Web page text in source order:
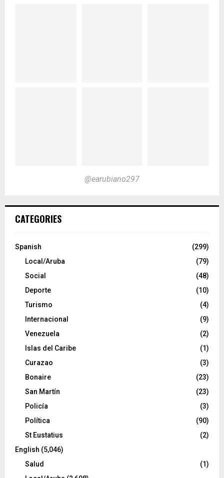
@earubiano297
CATEGORIES
Spanish
(299)
Local/Aruba
(79)
Social
(48)
Deporte
(10)
Turismo
(4)
Internacional
(9)
Venezuela
(2)
Islas del Caribe
(1)
Curazao
(3)
Bonaire
(23)
San Martín
(23)
Policía
(3)
Política
(90)
St Eustatius
(2)
English (5,046)
Salud
(1)